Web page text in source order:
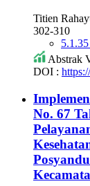
Titien
302-310
Abstrak
DOI :
No. 67